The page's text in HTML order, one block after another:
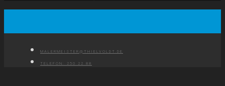
MALERMEISTER@THIELVOLDT.DE
TELEFON: 250 22 88